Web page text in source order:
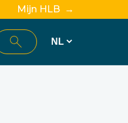
Mijn HLB →